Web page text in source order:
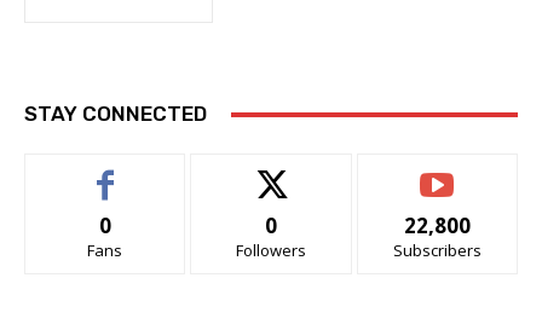
STAY CONNECTED
0
Fans
0
Followers
22,800
Subscribers